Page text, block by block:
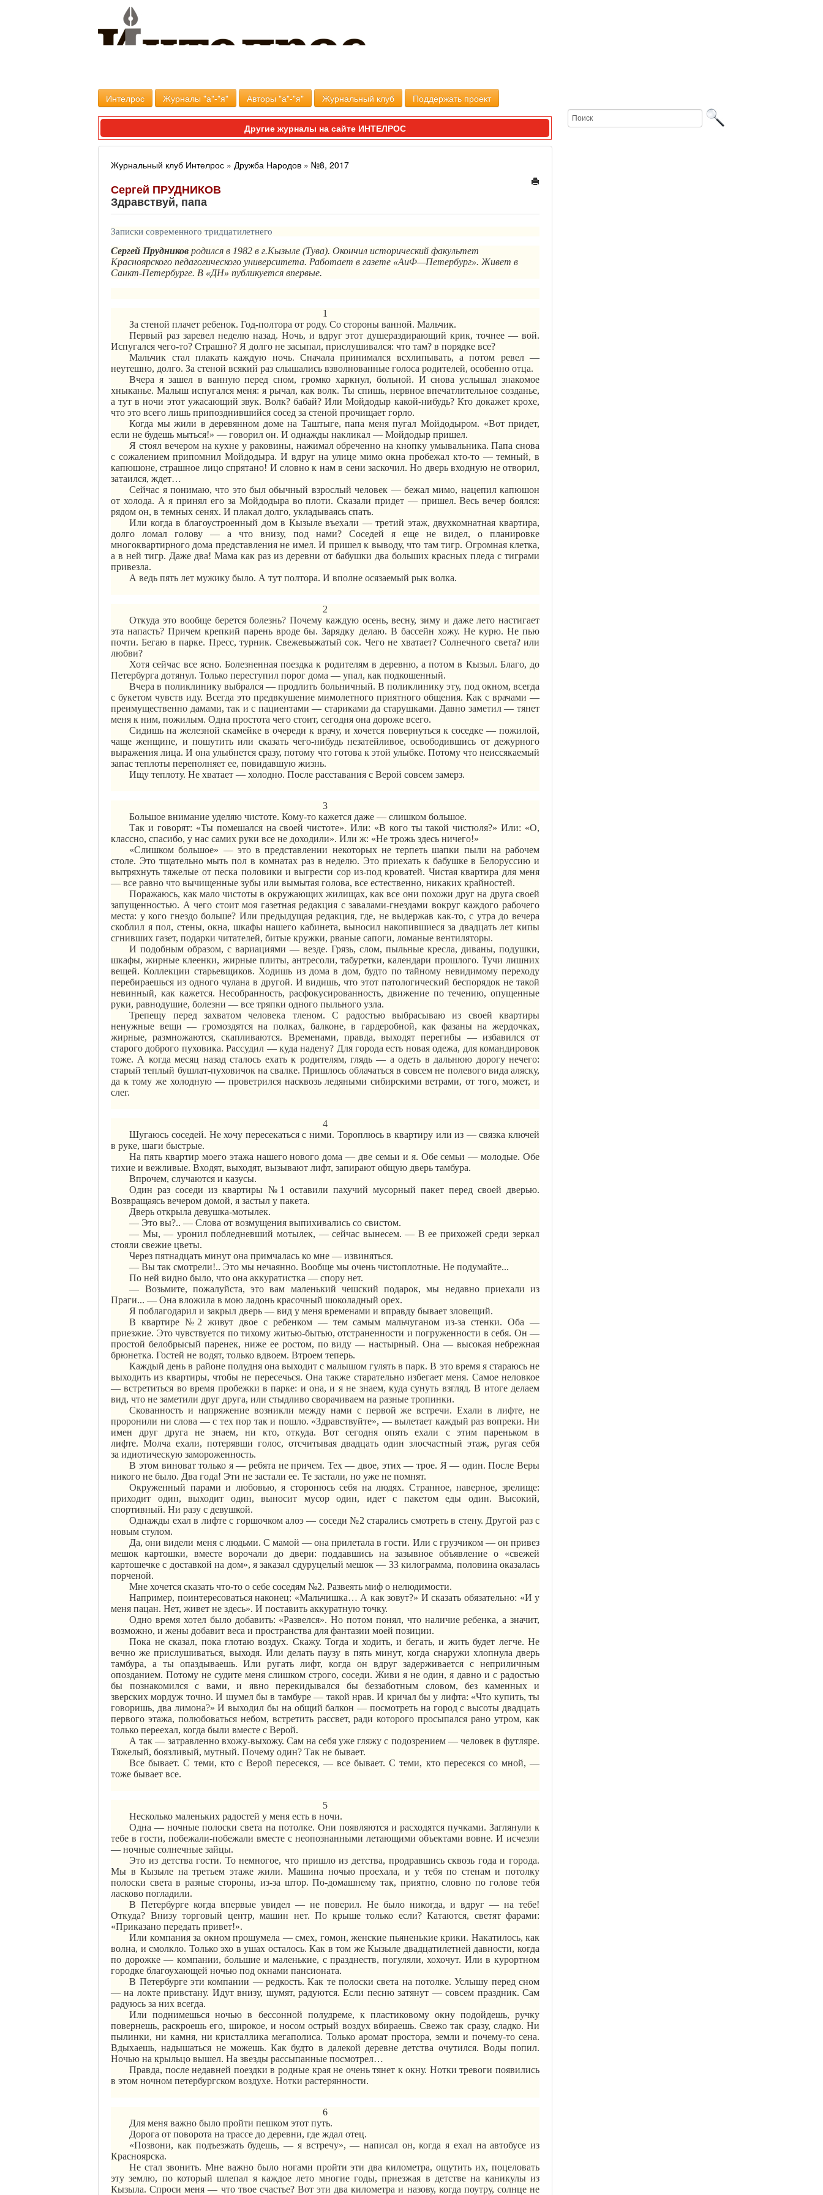
Интелрос Журналы "а"-"я" Авторы "а"-"я" Журнальный клуб Поддержать проект
Другие журналы на сайте ИНТЕЛРОС
Журнальный клуб Интелрос » Дружба Народов » №8, 2017
Сергей ПРУДНИКОВ
Здравствуй, папа
Записки современного тридцатилетнего
Сергей Прудников родился в 1982 в г.Кызыле (Тува). Окончил исторический факультет
Красноярского педагогического университета. Работает в газете «АиФ—Петербург». Живет в
Санкт-Петербурге. В «ДН» публикуется впервые.
1
За стеной плачет ребенок. Год-полтора от роду. Со стороны ванной. Мальчик.
Первый раз заревел неделю назад. Ночь, и вдруг этот душераздирающий крик, точнее — вой.
Испугался чего-то? Страшно? Я долго не засыпал, прислушивался: что там? в порядке все?
Мальчик стал плакать каждую ночь. Сначала принимался всхлипывать, а потом ревел —
неутешно, долго. За стеной всякий раз слышались взволнованные голоса родителей, особенно отца.
Вчера я зашел в ванную перед сном, громко харкнул, больной. И снова услышал знакомое
хныканье. Малыш испугался меня: я рычал, как волк. Ты спишь, нервноевпечатлительное созданье,
а тут в ночи этот ужасающий звук. Волк?бабай? ИлиМойдодыр какой-нибудь? Кто докажет крохе,
что это всего лишь припозднившийся сосед за стеной прочищает горло.
Когда мы жили в деревянном доме на Таштыге, папа меня пугал Мойдодыром. «Вот придет,
если не будешь мыться!» — говорил он. И однажды накликал — Мойдодыр пришел.
Я стоял вечером на кухне у раковины, нажимал обреченно на кнопку умывальника. Папа снова
с сожалением припомнилМойдодыра. И вдруг на улице мимо окна пробежал кто-то — темный, в
капюшоне, страшное лицо спрятано! И словно к нам в сени заскочил. Но дверь входную не отворил,
затаился, ждет…
Сейчас я понимаю, что это был обычный взрослый человек — бежал мимо, нацепил капюшон
от холода. А я принял его за Мойдодыра воплоти.Сказали придет — пришел. Весь вечер боялся:
рядом он, в темных сенях. И плакал долго, укладываясь спать.
Или когда в благоустроенный дом в Кызыле въехали — третий этаж, двухкомнатная квартира,
долго ломал голову — а что внизу, под нами? Соседей я еще не видел, о планировке
многоквартирного дома представления не имел. И пришел к выводу, что там тигр. Огромная клетка,
а в ней тигр. Даже два! Мама как раз из деревни от бабушки два больших красных пледа с тиграми
привезла.
А ведь пять лет мужику было. А тут полтора. И вполне осязаемый рык волка.
2
Откуда это вообще берется болезнь? Почему каждую осень, весну, зиму и даже лето настигает
эта напасть? Причем крепкий парень вроде бы. Зарядку делаю. В бассейн хожу. Не курю. Не пью
почти. Бегаю в парке. Пресс, турник. Свежевыжатый сок. Чего не хватает? Солнечного света? или
любви?
Хотя сейчас все ясно. Болезненная поездка к родителям в деревню, а потом в Кызыл. Благо, до
Петербурга дотянул. Только переступил порог дома — упал, как подкошенный.
Вчера в поликлинику выбрался — продлить больничный. В поликлинику эту, под окном, всегда
с букетом чувств иду. Всегда это предвкушение мимолетного приятного общения. Как с врачами —
преимущественно дамами, так и с пациентами — стариками да старушками. Давно заметил — тянет
меня к ним, пожилым. Одна простота чего стоит, сегодня она дороже всего.
Сидишь на железной скамейке в очереди к врачу, и хочется повернуться к соседке — пожилой,
чаще женщине, и пошутить или сказать чего-нибудьнезатейливое, освободившись от дежурного
выражения лица. И она улыбнется сразу, потому что готова к этой улыбке. Потому что неиссякаемый
запас теплоты переполняет ее, повидавшую жизнь.
Ищу теплоту. Не хватает — холодно. После расставания с Верой совсем замерз.
3
Большое внимание уделяю чистоте. Кому-то кажется даже — слишкомбольшое.
Так и говорят: «Ты помешался на своей чистоте». Или: «В кого ты такой чистюля?» Или: «О,
классно, спасибо, у нас самих руки все не доходили». Или ж: «Не трожь здесь ничего!»
«Слишком большое» — это в представлении некоторых не терпеть шапки пыли на рабочем
столе. Это тщательно мыть пол в комнатах раз в неделю. Это приехать к бабушке в Белоруссию и
вытряхнуть тяжелые от песка половики и выгрести сор из-под кроватей. Чистая квартира для меня
— все равно что вычищенные зубы или вымытая голова, все естественно, никаких крайностей.
Поражаюсь, как мало чистоты в окружающих жилищах, как все они похожи друг на друга своей
запущенностью. А чего стоит моя газетная редакция с завалами-гнездами вокруг каждого рабочего
места: у кого гнездо больше? Или предыдущая редакция, где, не выдержав как-то, с утра до вечера
скоблил я пол, стены, окна, шкафы нашего кабинета, выносил накопившиеся за двадцать лет кипы
сгнивших газет, подарки читателей, битые кружки, рваные сапоги, ломаные вентиляторы.
И подобным образом, с вариациями — везде.Грязь, слом, пыльные кресла, диваны, подушки,
шкафы, жирные клеенки, жирные плиты, антресоли, табуретки, календари прошлого. Тучи лишних
вещей. Коллекции старьевщиков. Ходишь из дома в дом, будто по тайному невидимому переходу
перебираешься из одного чулана в другой. И видишь, что этот патологический беспорядок не такой
невинный, как кажется. Несобранность, расфокусированность, движение по течению, опущенные
руки, равнодушие, болезни — все тряпки одного пыльного узла.
Трепещу перед захватом человека тленом. С радостью выбрасываю из своей квартиры
ненужные вещи — громоздятся на полках, балконе, в гардеробной, как фазаны на жердочках,
жирные, размножаются, скапливаются. Временами, правда, выходят перегибы — избавился от
старого доброго пуховика. Рассудил — куда надену? Для города есть новаяодежа, для командировок
тоже. А когда месяц назад сталось ехать к родителям, глядь— а одеть в дальнюю дорогу нечего:
старый теплый бушлат-пуховичок на свалке. Пришлось облачаться в совсем не полевоговида аляску,
да к тому же холодную — проветрился насквозь ледяными сибирскими ветрами, от того, может, и
слег.
4
Шугаюсь соседей. Не хочу пересекаться с ними. Тороплюсь в квартиру илииз —связка ключей
в руке, шаги быстрые.
На пять квартир моего этажа нашего нового дома — две семьи и я. Обе семьи — молодые. Обе
тихие и вежливые. Входят, выходят, вызывают лифт, запирают общую дверь тамбура.
Впрочем, случаются и казусы.
Один раз соседи из квартиры №1 оставили пахучий мусорный пакет перед своей дверью.
Возвращаясь вечером домой, я застыл у пакета.
Дверь открыла девушка-мотылек.
— Это вы?.. — Слова от возмущения выпихивались со свистом.
— Мы, — уронил побледневший мотылек, — сейчас вынесем. — В ее прихожей среди зеркал
стояли свежие цветы.
Через пятнадцать минут она примчалась ко мне — извиняться.
— Вы так смотрели!.. Это мы нечаянно. Вообще мы очень чистоплотные. Не подумайте...
По ней видно было, что она аккуратистка — спору нет.
— Возьмите, пожалуйста, это вам маленький чешский подарок, мы недавно приехали из
Праги... — Она вложила в мою ладонь красочный шоколадный орех.
Я поблагодарил и закрыл дверь — вид у меня временами и вправду бывает зловещий.
В квартире №2 живут двое с ребенком — тем самым мальчуганом из-за стенки. Оба —
приезжие. Это чувствуется по тихому житью-бытью, отстраненности и погруженности в себя. Он —
простой белобрысый паренек, ниже ее ростом, по виду — настырный. Она — высокая небрежная
брюнетка. Гостей не водят, только вдвоем. Втроем теперь.
Каждый день в районе полудня она выходит с малышом гулять в парк. В это время я стараюсь не
выходить из квартиры, чтобы не пересечься. Она также старательно избегает меня. Самое неловкое
— встретиться во время пробежки в парке: и она, и я не знаем, куда сунуть взгляд. В итоге делаем
вид, что не заметили друг друга, или стыдливо сворачиваем на разные тропинки.
Скованность и напряжение возникли между нами с первой же встречи. Ехали в лифте, не
проронили ни слова — с тех пор так и пошло. «Здравствуйте», — вылетает каждый раз вопреки. Ни
имен друг друга не знаем, ни кто, откуда. Вот сегодня опять ехали с этим пареньком в
лифте. Молча ехали, потерявши голос, отсчитывая двадцать один злосчастный этаж, ругая себя
за идиотическую замороженность.
В этом виноват только я — ребята не причем. Тех — двое, этих — трое. Я — один. После Веры
никого не было. Два года! Эти не застали ее. Те застали, но уже не помнят.
Окруженный парами и любовью, я сторонюсь себя на людях. Странное, наверное, зрелище:
приходит один, выходит один, выносит мусор один, идет с пакетом еды один. Высокий,
спортивный. Ни разу с девушкой.
Однажды ехал в лифте с горшочком алоэ — соседи №2 старались смотреть в стену. Другой раз с
новым стулом.
Да, они видели меня с людьми. С мамой — она прилетала в гости. Или с грузчиком — он привез
мешок картошки, вместе ворочали до двери: поддавшись на зазывное объявление о «свежей
картошечке с доставкой на дом», я заказал сдуруцелый мешок — 33 килограмма, половина оказалась
порченой.
Мне хочется сказать что-то о себе соседям №2. Развеять миф о нелюдимости.
Например, поинтересоватьсянаконец: «Мальчишка… А как зовут?» И сказать обязательно: «И у
меня пацан. Нет, живет не здесь». И поставить аккуратную точку.
Одно время хотел было добавить: «Развелся». Но потом понял, что наличие ребенка, а значит,
возможно, и жены добавит веса и пространства для фантазии моей позиции.
Пока не сказал, пока глотаю воздух. Скажу. Тогда и ходить, и бегать, и жить будет легче. Не
вечно же прислушиваться, выходя. Или делать паузу в пять минут, когда снаружи хлопнула дверь
тамбура, а ты опаздываешь. Или ругать лифт, когда он вдруг задерживается с неприличным
опозданием. Потому не судите меня слишком строго, соседи. Живи я не один, я давно и с радостью
бы познакомился с вами, и явно перекидывался бы беззаботным словом, без каменных и
зверскихмордуж точно. И шумел бы в тамбуре — такой нрав. И кричал бы у лифта: «Что купить, ты
говоришь, два лимона?» И выходил бы на общий балкон — посмотреть на город с высоты двадцать
первого этажа, полюбоваться небом, встретить рассвет, ради которого просыпался рано утром, как
только переехал, когда были вместе с Верой.
А так — затравленно вхожу-выхожу. Сам на себя уже гляжу с подозрением — человек в футляре.
Тяжелый, боязливый, мутный. Почему один? Так не бывает.
Все бывает. С теми, кто с Верой пересекся, — все бывает. С теми, кто пересекся со мной, —
тоже бывает все.
5
Несколько маленьких радостей у меня есть в ночи.
Одна — ночные полоски света на потолке. Они появляются и расходятся пучками. Заглянули к
тебе в гости, побежали-побежали вместе с неопознанными летающими объектами вовне. И исчезли
— ночные солнечные зайцы.
Это из детства гости. То немногое, что пришло из детства, продравшисьсквозь года и города.
Мы в Кызыле на третьем этаже жили. Машина ночью проехала, и у тебя по стенам и потолку
полоски света в разные стороны, из-за штор. По-домашнему так, приятно, словно по голове тебя
ласково погладили.
ВПетербурге когда впервые увидел — не поверил. Не было никогда, и вдруг — на тебе!
Откуда? Внизу торговый центр, машин нет. По крыше только если? Катаются, светят фарами:
«Приказано передать привет!».
Или компания за окном прошумела — смех, гомон, женские пьяненькие крики. Накатилось, как
волна, и смолкло. Только эхо в ушах осталось. Как в том же Кызыле двадцатилетней давности, когда
по дорожке — компании, большие и маленькие, с празднеств, погуляли, хохочут. Или в курортном
городке благоухающей ночью под окнами пансионата.
В Петербурге эти компании — редкость. Как те полоски света на потолке. Услышу перед сном
— на локте привстану. Идут внизу, шумят, радуются. Если песню затянут — совсем праздник. Сам
радуюсь за них всегда.
Или поднимешься ночью в бессонной полудреме, к пластиковому окну подойдешь, ручку
повернешь, раскроешь его, широкое, и носом острый воздух вбираешь. Свежо так сразу, сладко. Ни
пылинки, ни камня, ни кристаллика мегаполиса. Только аромат простора, земли и почему-то сена.
Вдыхаешь, надышаться не можешь. Как будто в далекой деревне детства очутился. Воды попил.
Ночью на крыльцо вышел. На звезды рассыпанные посмотрел…
Правда, после недавней поездки в родные края не очень тянет к окну. Нотки тревоги появились
в этом ночном петербургском воздухе. Нотки растерянности.
6
Для меня важно было пройти пешком этот путь.
Дорога от поворота на трассе до деревни, где ждал отец.
«Позвони, как подъезжать будешь, — я встречу», — написал он, когда я ехал на автобусе из
Красноярска.
Не стал звонить. Мне важно было ногами пройти эти два километра, ощутить их, поцеловать
эту землю, по который шлепал я каждое лето многие годы, приезжая в детстве на каникулы из
Кызыла. Спроси меня — что твое счастье? Вот эти два километра и назову, когда поутру, солнце не